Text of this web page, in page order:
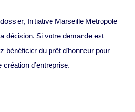
Initiative Marseille Métropole
décision. Si votre demande est
bénéficier du prêt d’honneur pour
d’entreprise.